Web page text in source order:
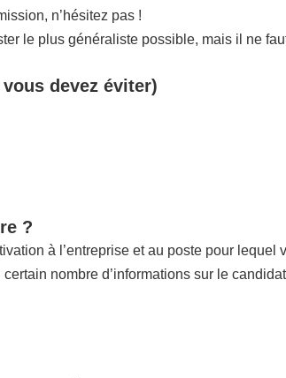
n’hésitez pas !
le plus généraliste possible, mais il ne
devez éviter)
?
à l’entreprise et au poste pour lequel
nombre d’informations sur le